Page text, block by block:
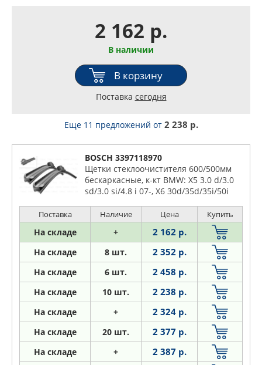
2 162 р.
В наличии
В корзину
Поставка сегодня
Еще 11 предложений от 2 238 р.
BOSCH 3397118970
Щетки стеклоочистителя 600/500мм
бескаркасные, к-кт BMW: X5 3.0 d/3.0
sd/3.0 si/4.8 i 07-, X6 30d/35d/35i/50i
Поставка Наличие Цена Купить
На складе + 2 162 р.
На складе 8 шт. 2 352 р.
На складе 6 шт. 2 458 р.
На складе 10 шт. 2 238 р.
На складе + 2 324 р.
На складе 20 шт. 2 377 р.
На складе + 2 387 р.